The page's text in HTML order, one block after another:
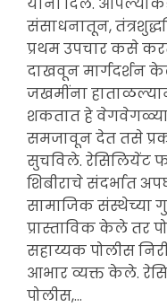
संसाधनातून,
प्रथम उपचार कसे
दाखवून मार्गदर्शन
जखमींना
शकतात हे वेगवेगळ्या
समजावून देत तसे
सुचविले. रेसिलियेंट
शिबीराचे संदर्भात
सामाजिक संस्थेच्या
प्रास्ताविक केले तर
सहाय्यक पोलीस
आभार व्यक्त केले.
पोलीस,…